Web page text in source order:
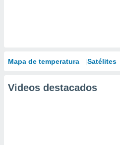
Mapa de temperatura Satélites
Videos destacados